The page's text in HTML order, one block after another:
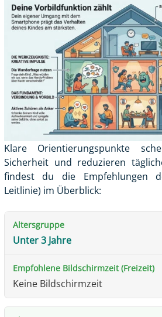
Klare Orientierungspunkte
Sicherheit und reduzieren
findest du die Empfehlungen
Leitlinie) im Überblick:
Unter 3 Jahre
Keine Bildschirmzeit